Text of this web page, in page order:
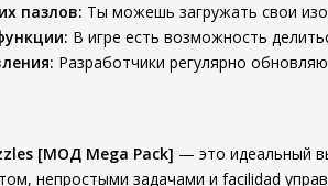
пазлов: Ты можешь загружать свои
В игре есть возможность
Разработчики регулярно
[МОД Mega Pack] — это идеальный
непростыми задачами и facilidad